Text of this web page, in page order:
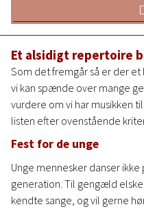
Et alsidigt repertoire
Som det fremgår så er der
vi kan spænde over mange
vurdere om vi har musikken
listen efter ovenstående
Fest for de unge
Unge mennesker danser
generation. Til gengæld
kendte sange, og vil gerne